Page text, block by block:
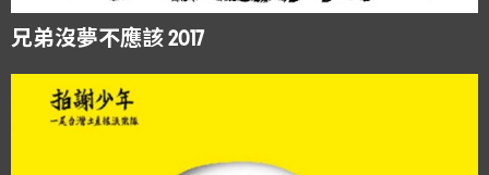
兄弟沒夢不應該 2017